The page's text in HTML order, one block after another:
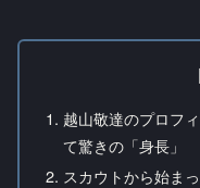
越山敬達のプロフ
て驚きの「身長」
スカウトから始ま